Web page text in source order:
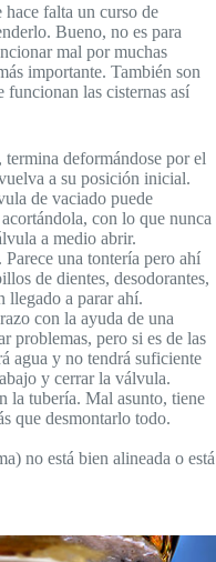
hace falta un curso de
Bueno, no es para
mal por muchas
importante. También son
funcionan las cisternas así
deformándose por el
a su posición inicial.
de vaciado puede
con lo que nunca
a medio abrir.
una tontería pero ahí
de dientes, desodorantes,
llegado a parar ahí.
con la ayuda de una
problemas, pero si es de las
agua y no tendrá suficiente
y cerrar la válvula.
la tubería. Mal asunto, tiene
que desmontarlo todo.
no está bien alineada o está